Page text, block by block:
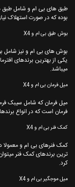
طبق های بی ام و شامل طبق
بوده که در صورت استهلاک
بوش طبق بی ام و X4
بوش های بی ام و نیز شامل
یکی از بهترین برندهای
میباشد.
میل فرمان بی ام و X4
میل فرمان که شامل سیبک
فرمان است که در انواع
کمک فنر بی ام و X4
کمک فنرهای بی ام و
ترین برندهای کمک فنر
کرد.
میل موجگیر بی ام و X4